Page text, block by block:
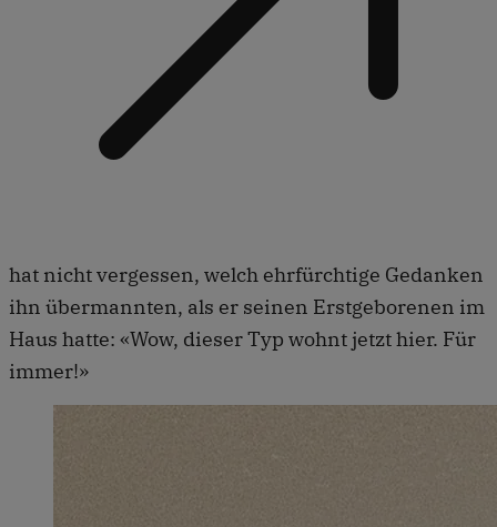
hat nicht vergessen, welch ehrfürchtige Gedanken
ihn übermannten, als er seinen Erstgeborenen im
Haus hatte: «Wow, dieser Typ wohnt jetzt hier. Für
immer!»